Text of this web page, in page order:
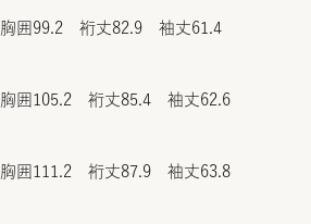
囲99.2 裄丈82.9 袖丈61.4
囲105.2 裄丈85.4 袖丈62.6
囲111.2 裄丈87.9 袖丈63.8